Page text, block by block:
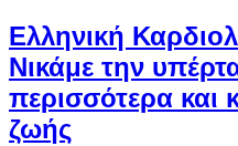
Ελληνική
Νικάμε την
περισσότερα και
ζωής